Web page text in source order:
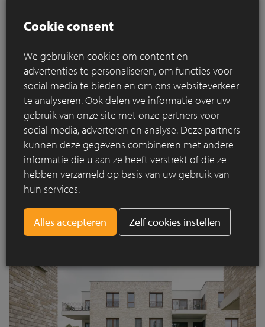
dorpsfunctie door de architectuur op te splitsen in meerdere
Oud Brugghewerd ingezet om een gevoel van samenhang
te creëren tussen de verschillende gebouwen, ondanks hun
uiteenlopende functies en ontwerpen.
De gevelsteen zorgt niet alleen voor een herkenbare dorpse
esthetiek, maar reflecteert ook het daglicht op een subtiele
manier. Hierdoor voelen de gebouwen licht en uitnodigend
aan. Dit effect wordt versterkt door de slimme
volumewerking, waarbij terrassen en ramen worden
benadrukt door lichte cementeringen.
Cookie consent
We gebruiken cookies om content en
advertenties te personaliseren, om functies voor
social media te bieden en om ons websiteverkeer
te analyseren. Ook delen we informatie over uw
gebruik van onze site met onze partners voor
social media, adverteren en analyse. Deze partners
kunnen deze gegevens combineren met andere
informatie die u aan ze heeft verstrekt of die ze
hebben verzameld op basis van uw gebruik van
hun services.
Zelf cookies instellen